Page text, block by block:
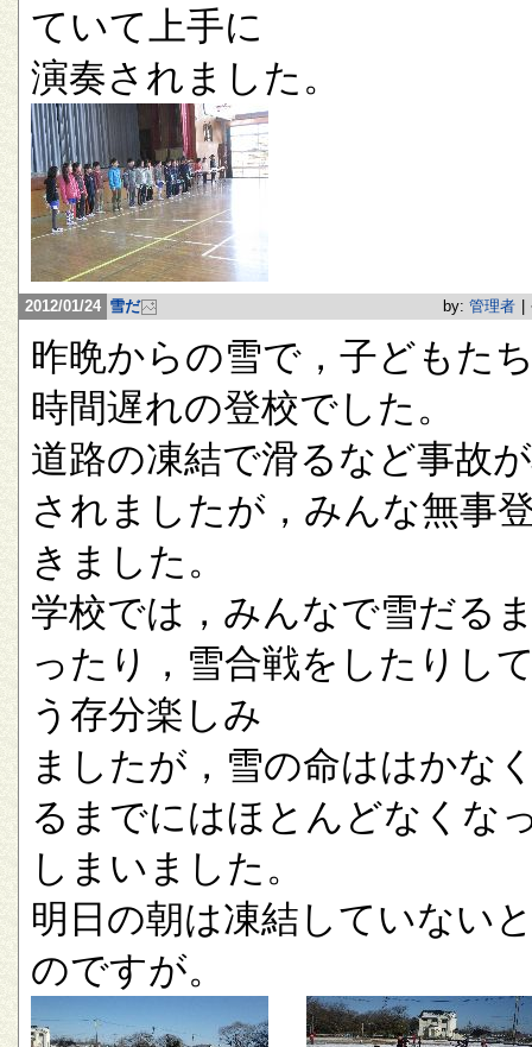
ていて上手に
演奏されました。
2012/01/24 雪だ by: 管理者
昨晩からの雪で，子どもた
時間遅れの登校でした。
道路の凍結で滑るなど事故
されましたが，みんな無事
きました。
学校では，みんなで雪だる
ったり，雪合戦をしたりし
う存分楽しみ
ましたが，雪の命ははかな
るまでにはほとんどなくな
しまいました。
明日の朝は凍結していない
のですが。